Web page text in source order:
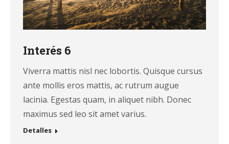
Interés 6
Viverra mattis nisl nec lobortis. Quisque cursus
ante mollis eros mattis, ac rutrum augue
lacinia. Egestas quam, in aliquet nibh. Donec
maximus sed leo sit amet varius.
Detalles